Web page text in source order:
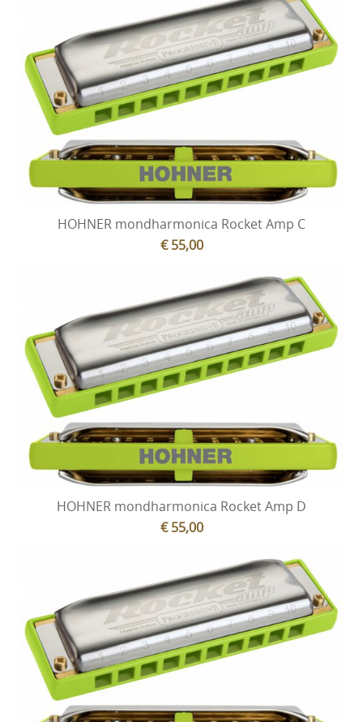
HOHNER mondharmonica Rocket Amp C
€ 55,00
HOHNER mondharmonica Rocket Amp D
€ 55,00